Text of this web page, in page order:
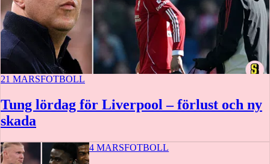
21 MARSFOTBOLL
Tung lördag för Liverpool – förlust och ny
skada
4 MARSFOTBOLL